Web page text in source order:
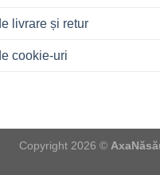
livrare și retur
cookie-uri
Copyright 2026 ©